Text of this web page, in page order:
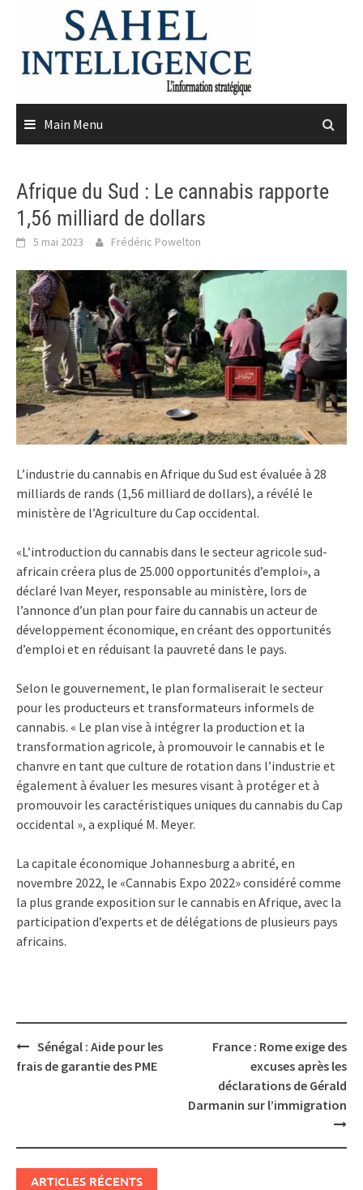
content
Main Menu
Afrique du Sud : Le cannabis rapporte
1,56 milliard de dollars
5 mai 2023 Frédéric Powelton
L’industrie du cannabis en Afrique du Sud est évaluée à 28
milliards de rands (1,56 milliard de dollars), a révélé le
ministère de l’Agriculture du Cap occidental.
«L’introduction du cannabis dans le secteur agricole sud-
africain créera plus de 25.000 opportunités d’emploi», a
déclaré Ivan Meyer, responsable au ministère, lors de
l’annonce d’un plan pour faire du cannabis un acteur de
développement économique, en créant des opportunités
d’emploi et en réduisant la pauvreté dans le pays.
Selon le gouvernement, le plan formaliserait le secteur
pour les producteurs et transformateurs informels de
cannabis. « Le plan vise à intégrer la production et la
transformation agricole, à promouvoir le cannabis et le
chanvre en tant que culture de rotation dans l’industrie et
également à évaluer les mesures visant à protéger et à
promouvoir les caractéristiques uniques du cannabis du Cap
occidental », a expliqué M. Meyer.
La capitale économique Johannesburg a abrité, en
novembre 2022, le «Cannabis Expo 2022» considéré comme
la plus grande exposition sur le cannabis en Afrique, avec la
participation d’experts et de délégations de plusieurs pays
africains.
Post
navigation
Sénégal : Aide pour les
frais de garantie des PME
France : Rome exige des
excuses après les
déclarations de Gérald
Darmanin sur l’immigration
ARTICLES RÉCENTS